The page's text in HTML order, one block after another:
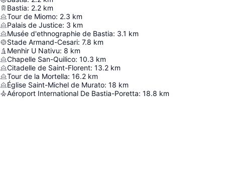
Bastia: 2.2 km
Tour de Miomo: 2.3 km
Palais de Justice: 3 km
Musée d'ethnographie de Bastia: 3.1 km
Stade Armand-Cesari: 7.8 km
Menhir U Nativu: 8 km
Chapelle San-Quilico: 10.3 km
Citadelle de Saint-Florent: 13.2 km
Tour de la Mortella: 16.2 km
Église Saint-Michel de Murato: 18 km
Aéroport International De Bastia-Poretta: 18.8 km